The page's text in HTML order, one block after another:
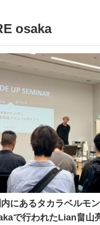
osaka
にあるタカラベルモン
で行われたLian畠山